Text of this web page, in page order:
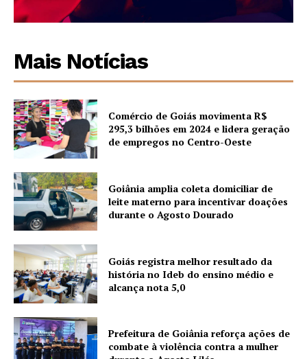
Mais Notícias
Comércio de Goiás movimenta R$
295,3 bilhões em 2024 e lidera geração
de empregos no Centro-Oeste
Goiânia amplia coleta domiciliar de
leite materno para incentivar doações
durante o Agosto Dourado
Goiás registra melhor resultado da
história no Ideb do ensino médio e
alcança nota 5,0
Prefeitura de Goiânia reforça ações de
combate à violência contra a mulher